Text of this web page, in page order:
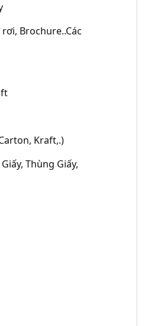
Brochure..Các
Kraft,.)
Thùng Giấy,